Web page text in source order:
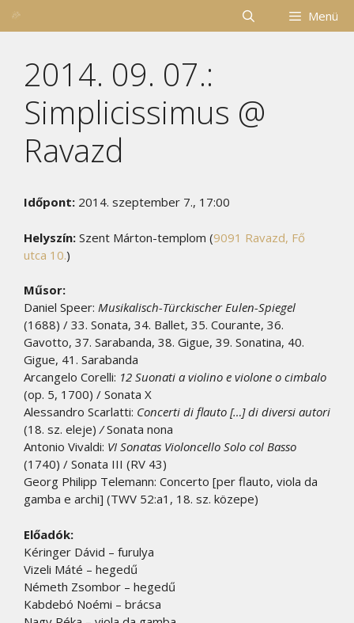
Kilépés
Menü
2014. 09. 07.:
Simplicissimus @
Ravazd
Időpont: 2014. szeptember 7., 17:00
Helyszín: Szent Márton-templom (9091 Ravazd, Fő
utca 10.)
Műsor:
Daniel Speer: Musikalisch-Türckischer Eulen-Spiegel
(1688) / 33. Sonata, 34. Ballet, 35. Courante, 36.
Gavotto, 37. Sarabanda, 38. Gigue, 39. Sonatina, 40.
Gigue, 41. Sarabanda
Arcangelo Corelli: 12 Suonati a violino e violone o cimbalo
(op. 5, 1700) / Sonata X
Alessandro Scarlatti: Concerti di flauto […] di diversi autori
(18. sz. eleje)/Sonata nona
Antonio Vivaldi: VI Sonatas Violoncello Solo col Basso
(1740) / Sonata III (RV 43)
Georg Philipp Telemann: Concerto [per flauto, viola da
gamba e archi] (TWV 52:a1, 18. sz. közepe)
Előadók:
Kéringer Dávid – furulya
Vizeli Máté – hegedű
Németh Zsombor – hegedű
Kabdebó Noémi – brácsa